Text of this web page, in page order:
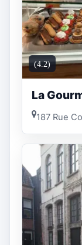
(4.2)
La
187 Rue